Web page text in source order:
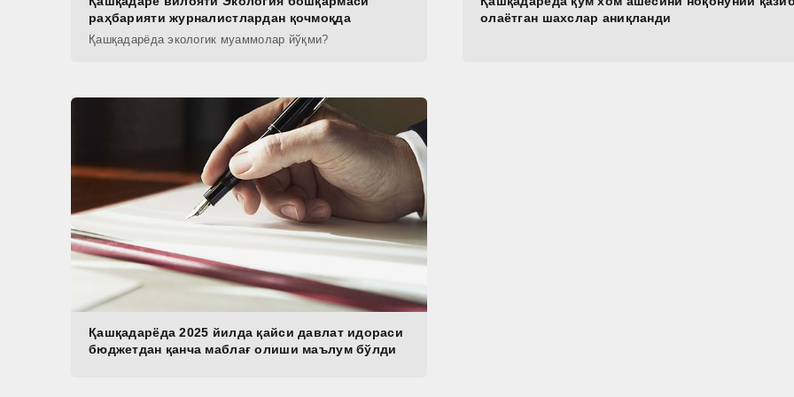
раҳбарияти журналистлардан қочмоқда
Қашқадарёда экологик муаммолар йўқми?
олаётган шахслар аниқланди
Қашқадарёда 2025 йилда қайси давлат идораси
бюджетдан қанча маблағ олиши маълум бўлди